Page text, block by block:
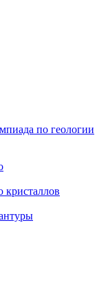
по геологии